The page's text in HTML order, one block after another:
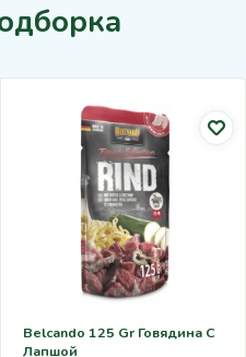
Belcando 125 Gr Говядина С
Лапшой